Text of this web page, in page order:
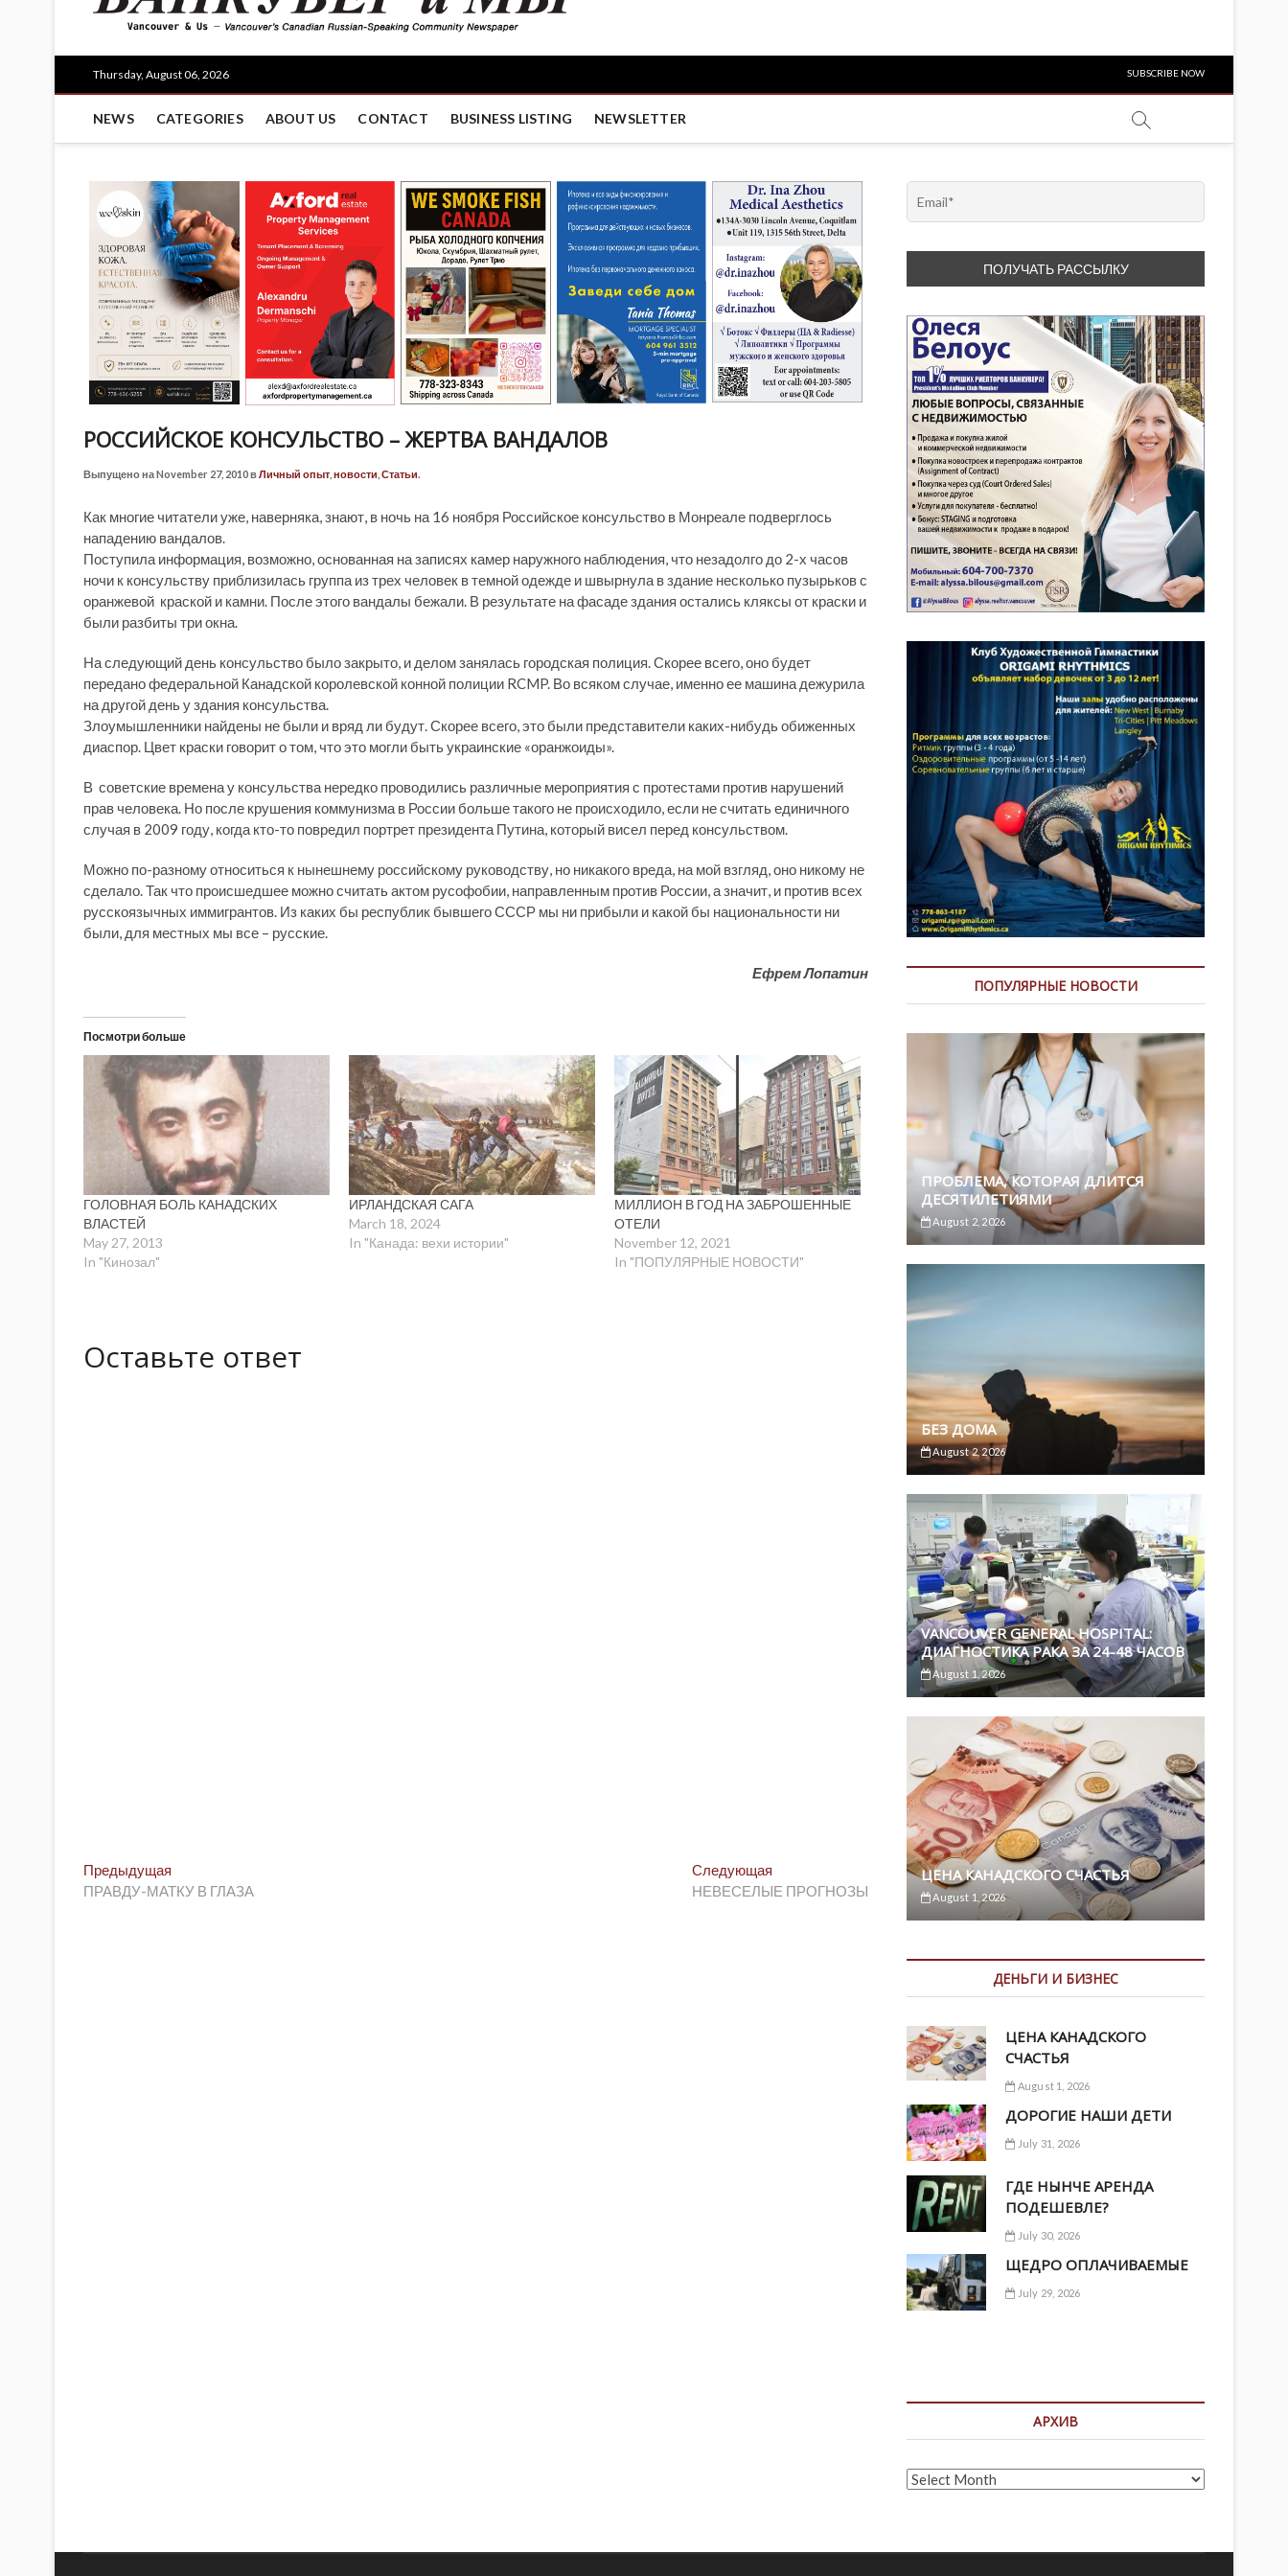
Thursday, August 06, 2026 SUBSCRIBE NOW
NEWS CATEGORIES ABOUT US CONTACT BUSINESS LISTING NEWSLETTER
РОССИЙСКОЕ КОНСУЛЬСТВО – ЖЕРТВА ВАНДАЛОВ
Выпущено на November 27, 2010 вЛичный опыт новости Статьи.
Как многие читатели уже, наверняка, знают, в ночь на 16 ноября Российское консульство в Монреале подверглось
нападению вандалов.
Поступила информация, возможно, основанная на записях камер наружного наблюдения, что незадолго до 2-х часов
ночи к консульству приблизилась группа из трех человек в темной одежде и швырнула в здание несколько пузырьков с
оранжевой краской и камни. После этого вандалы бежали. В результате на фасаде здания остались кляксы от краски и
были разбиты три окна.
На следующий день консульство было закрыто, и делом занялась городская полиция. Скорее всего, оно будет
передано федеральной Канадской королевской конной полиции RCMP. Во всяком случае, именно ее машина дежурила
на другой день у здания консульства.
Злоумышленники найдены не были и вряд ли будут. Скорее всего, это были представители каких-нибудь обиженных
диаспор. Цвет краски говорит о том, что это могли быть украинские «оранжоиды».
В советские времена у консульства нередко проводились различные мероприятия с протестами против нарушений
прав человека. Но после крушения коммунизма в России больше такого не происходило, если не считать единичного
случая в 2009 году, когда кто-то повредил портрет президента Путина, который висел перед консульством.
Можно по-разному относиться к нынешнему российскому руководству, но никакого вреда, на мой взгляд, оно никому не
сделало. Так что происшедшее можно считать актом русофобии, направленным против России, а значит, и против всех
русскоязычных иммигрантов. Из каких бы республик бывшего СССР мы ни прибыли и какой бы национальности ни
были, для местных мы все – русские.
Ефрем Лопатин
Посмотри больше
ГОЛОВНАЯ БОЛЬ КАНАДСКИХ
ВЛАСТЕЙ
May 27, 2013
In "Кинозал"
ИРЛАНДСКАЯ САГА
March 18, 2024
In "Канада: вехи истории"
МИЛЛИОН В ГОД НА ЗАБРОШЕННЫЕ
ОТЕЛИ
November 12, 2021
In "ПОПУЛЯРНЫЕ НОВОСТИ"
Оставьте ответ
Post
navigation
Предыдущая
post:
ПРАВДУ-МАТКУ В ГЛАЗА
Следующая
post:
НЕВЕСЕЛЫЕ ПРОГНОЗЫ
ПОПУЛЯРНЫЕ НОВОСТИ
ПРОБЛЕМА, КОТОРАЯ ДЛИТСЯ
ДЕСЯТИЛЕТИЯМИ
August 2, 2026
БЕЗ ДОМА
August 2, 2026
VANCOUVER GENERAL HOSPITAL:
ДИАГНОСТИКА РАКА ЗА 24-48 ЧАСОВ
August 1, 2026
ЦЕНА КАНАДСКОГО СЧАСТЬЯ
August 1, 2026
ДЕНЬГИ И БИЗНЕС
ЦЕНА КАНАДСКОГО
СЧАСТЬЯ
August 1, 2026
ДОРОГИЕ НАШИ ДЕТИ
July 31, 2026
ГДЕ НЫНЧЕ АРЕНДА
ПОДЕШЕВЛЕ?
July 30, 2026
ЩЕДРО ОПЛАЧИВАЕМЫЕ
July 29, 2026
АРХИВ
Архив